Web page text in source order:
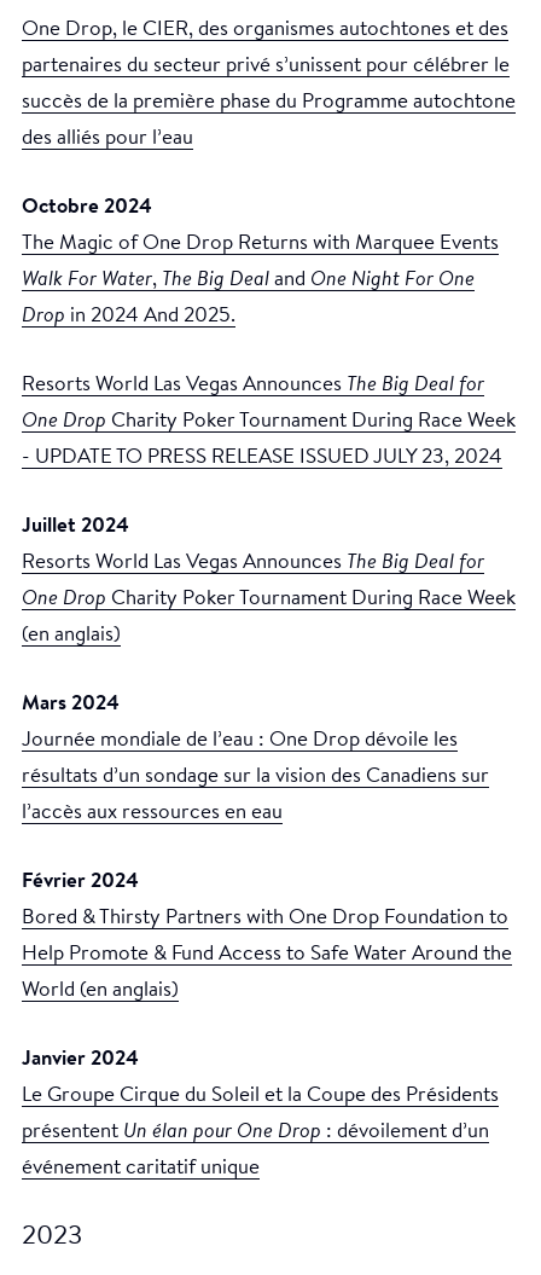
One Drop, le CIER, des organismes autochtones et des
partenaires du secteur privé s’unissent pour célébrer le
succès de la première phase du Programme autochtone
des alliés pour l’eau
Octobre 2024
The Magic of One Drop Returns with Marquee Events
Walk For Water, The Big Deal and One Night For One
Drop in 2024 And 2025.
Resorts World Las Vegas Announces The Big Deal for
One Drop Charity Poker Tournament During Race Week
- UPDATE TO PRESS RELEASE ISSUED JULY 23, 2024
Juillet 2024
Resorts World Las Vegas Announces The Big Deal for
One Drop Charity Poker Tournament During Race Week
(en anglais)
Mars 2024
Journée mondiale de l’eau : One Drop dévoile les
résultats d’un sondage sur la vision des Canadiens sur
l’accès aux ressources en eau
Février 2024
Bored & Thirsty Partners with One Drop Foundation to
Help Promote & Fund Access to Safe Water Around the
World (en anglais)
Janvier 2024
Le Groupe Cirque du Soleil et la Coupe des Présidents
présentent Un élan pour One Drop : dévoilement d’un
événement caritatif unique
2023